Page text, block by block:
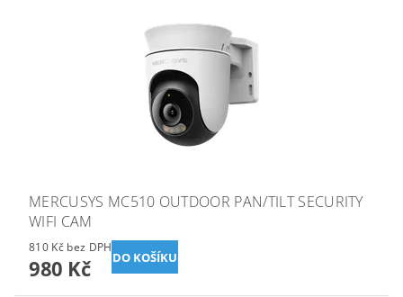
MERCUSYS MC510 OUTDOOR PAN/TILT SECURITY
WIFI CAM
810 Kč bez DPH
980 Kč